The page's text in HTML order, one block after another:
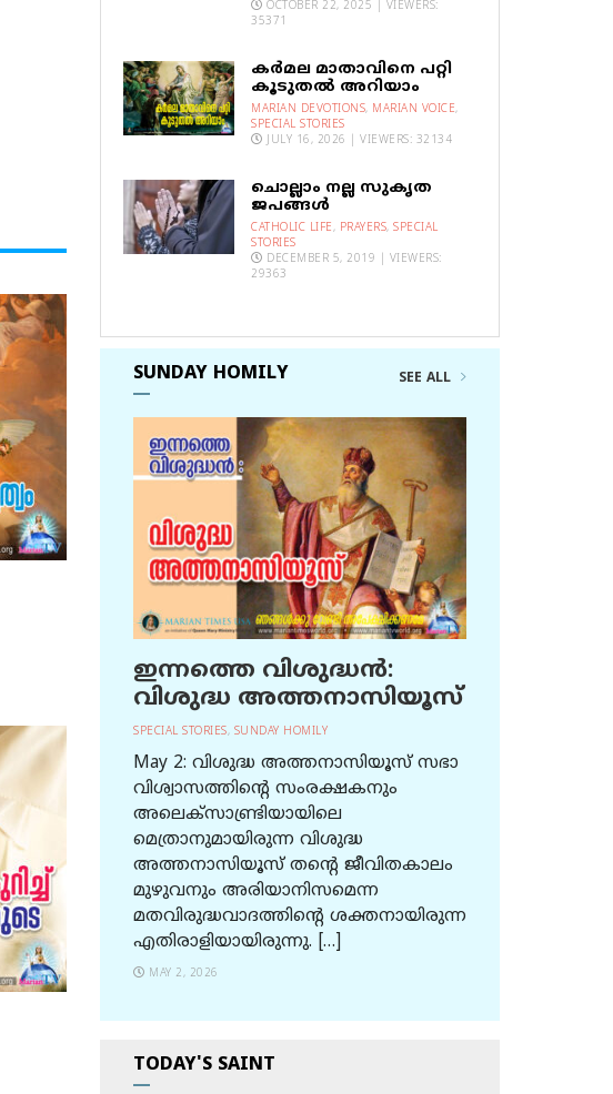
OCTOBER 22, 2025 | VIEWERS:
35371
കര്‍മല മാതാവിനെ പറ്റി
കൂടുതല്‍ അറിയാം
MARIAN DEVOTIONS, MARIAN VOICE,
SPECIAL STORIES
JULY 16, 2026 | VIEWERS: 32134
ചൊല്ലാം നല്ല സുകൃത
ജപങ്ങൾ
CATHOLIC LIFE, PRAYERS, SPECIAL
STORIES
DECEMBER 5, 2019 | VIEWERS:
29363
SUNDAY HOMILY SEE ALL
ഇന്നത്തെ വിശുദ്ധന്‍:
വിശുദ്ധ അത്തനാസിയൂസ്
SPECIAL STORIES, SUNDAY HOMILY
May 2: വിശുദ്ധ അത്തനാസിയൂസ് സഭാ
വിശ്വാസത്തിന്റെ സംരക്ഷകനും
അലെക്സാണ്ട്രിയായിലെ
മെത്രാനുമായിരുന്ന വിശുദ്ധ
അത്തനാസിയൂസ് തന്റെ ജീവിതകാലം
മുഴുവനും അരിയാനിസമെന്ന
മതവിരുദ്ധവാദത്തിന്റെ ശക്തനായിരുന്ന
എതിരാളിയായിരുന്നു. […]
MAY 2, 2026
TODAY'S SAINT